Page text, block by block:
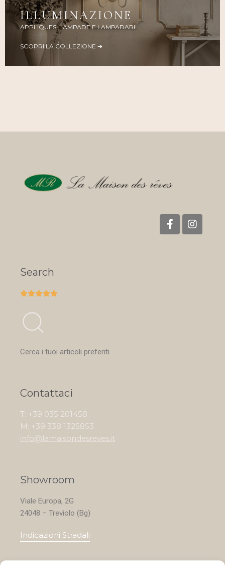
ILLUMINAZIONE
APPLIQUES, LAMPADE E LAMPADARI
SCOPRI LA COLLEZIONE ➔
Search

Cerca i tuoi articoli preferiti.
Contattaci
T: +39 035 201458
M: +39 338 1325853
info@lamaisondesreves.it
Showroom
Viale Europa, 2G
24048 – Treviolo (Bg)
Indicazioni Stradali